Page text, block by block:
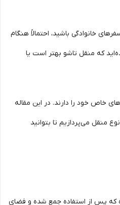
خانوادگی باشید، احتمالاً هنگام
که منقل تاشو بهتر است یا
خاص خود را دارند. در این مقاله
منقل می‌پردازیم تا بتوانید
که پس از استفاده جمع شده و فضای